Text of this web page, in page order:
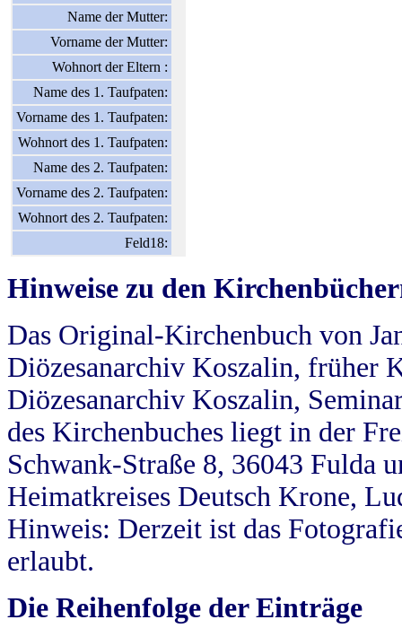
Name der Mutter:
Vorname der Mutter:
Wohnort der Eltern :
Name des 1. Taufpaten:
Vorname des 1. Taufpaten:
Wohnort des 1. Taufpaten:
Name des 2. Taufpaten:
Vorname des 2. Taufpaten:
Wohnort des 2. Taufpaten:
Feld18:
Hinweise zu den
Das Original-Kirchenbuch von
Diözesanarchiv Koszalin, früher
Diözesanarchiv Koszalin,
des Kirchenbuches liegt in der
Schwank-Straße 8, 36043 Fulda
Heimatkreises Deutsch Krone,
Hinweis: Derzeit ist das
erlaubt.
Die Reihenfolge der Einträge